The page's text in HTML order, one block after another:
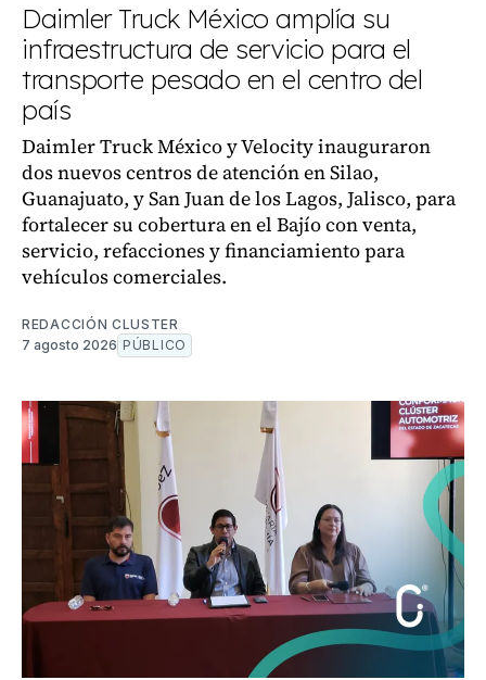
Daimler Truck México amplía su
infraestructura de servicio para el
transporte pesado en el centro del
país
Daimler Truck México y Velocity inauguraron
dos nuevos centros de atención en Silao,
Guanajuato, y San Juan de los Lagos, Jalisco, para
fortalecer su cobertura en el Bajío con venta,
servicio, refacciones y financiamiento para
vehículos comerciales.
REDACCIÓN CLUSTER
7 agosto 2026 PÚBLICO